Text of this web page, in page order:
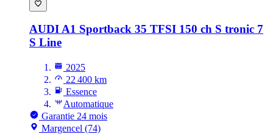
AUDI A1 Sportback 35 TFSI 150 ch S tronic 7
S Line
2025
22 400 km
Essence
Automatique
Garantie 24 mois
Margencel (74)